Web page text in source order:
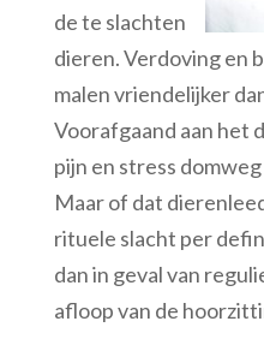
de te slachten
dieren. Verdoving en
malen vriendelijker
Voorafgaand aan het
pijn en stress
Maar of dat
rituele slacht per
dan in geval van
afloop van de